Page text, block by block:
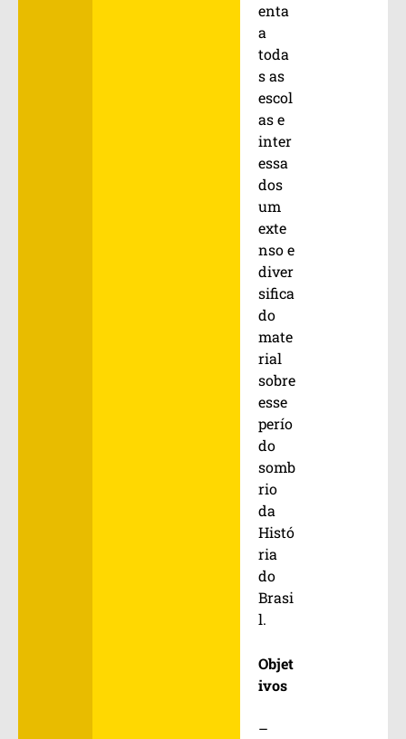
enta
a
toda
s as
escol
as e
inter
essa
dos
um
exte
nso e
diver
sifica
do
mate
rial
sobre
esse
perío
do
somb
rio
da
Histó
ria
do
Brasi
l.
Objet
ivos
–